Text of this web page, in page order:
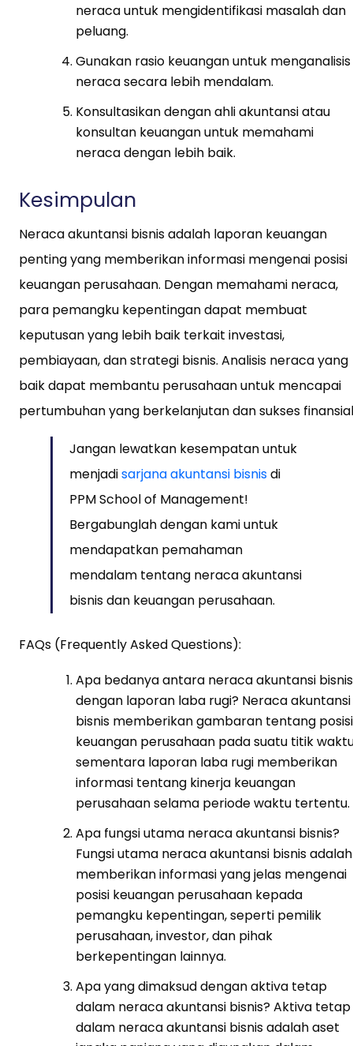
neraca untuk mengidentifikasi masalah dan
peluang.
Gunakan rasio keuangan untuk menganalisis
neraca secara lebih mendalam.
Konsultasikan dengan ahli akuntansi atau
konsultan keuangan untuk memahami
neraca dengan lebih baik.
Kesimpulan
Neraca akuntansi bisnis adalah laporan keuangan
penting yang memberikan informasi mengenai posisi
keuangan perusahaan. Dengan memahami neraca,
para pemangku kepentingan dapat membuat
keputusan yang lebih baik terkait investasi,
pembiayaan, dan strategi bisnis. Analisis neraca yang
baik dapat membantu perusahaan untuk mencapai
pertumbuhan yang berkelanjutan dan sukses
Jangan lewatkan kesempatan untuk
menjadisarjana akuntansi bisnisdi
PPM School of Management!
Bergabunglah dengan kami untuk
mendapatkan pemahaman
mendalam tentang neraca akuntansi
bisnis dan keuangan perusahaan.
FAQs (Frequently Asked Questions):
Apa bedanya antara neraca akuntansi bisnis
dengan laporan laba rugi? Neraca akuntansi
bisnis memberikan gambaran tentang posisi
keuangan perusahaan pada suatu titik
sementara laporan laba rugi memberikan
informasi tentang kinerja keuangan
perusahaan selama periode waktu tertentu.
Apa fungsi utama neraca akuntansi bisnis?
Fungsi utama neraca akuntansi bisnis adalah
memberikan informasi yang jelas mengenai
posisi keuangan perusahaan kepada
pemangku kepentingan, seperti pemilik
perusahaan, investor, dan pihak
berkepentingan lainnya.
Apa yang dimaksud dengan aktiva tetap
dalam neraca akuntansi bisnis? Aktiva tetap
dalam neraca akuntansi bisnis adalah aset